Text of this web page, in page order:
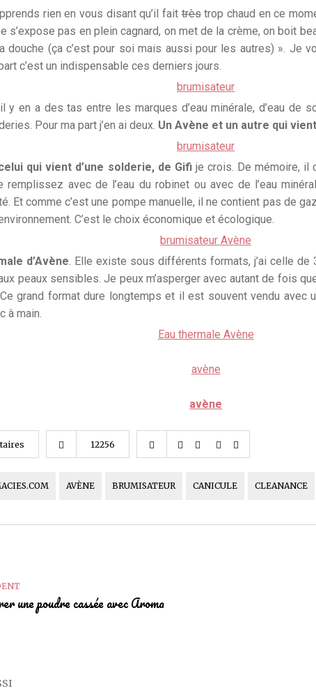
rien en vous disant qu’il faittrèstrop chaud en ce
s’expose pas en plein cagnard, on met de la crème, on boit
douche (ça c’est pour soi mais aussi pour les autres) ». Je
c’est un indispensable ces derniers jours.
y en a des tas entre les marques d’eau minérale, d’eau de
Pour ma part j’en ai deux. Un Avène et un autre qui
qui vient d’une solderie, de Gifije crois. De mémoire, il
avec de l’eau du robinet ou avec de l’eau
Et comme c’est une pompe manuelle, il ne contient pas de
C’est le choix économique et écologique.
d’Avène. Elle existe sous différents formats, j’ai celle de
peaux sensibles. Je peux m’asperger avec autant de fois
grand format dure longtemps et il est souvent vendu avec
à main.
12256
AVÈNE BRUMISATEUR CANICULE CLEANANCE
une poudre cassée avec Aroma